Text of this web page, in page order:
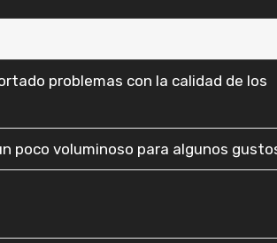
problemas con la calidad de los
poco voluminoso para algunos